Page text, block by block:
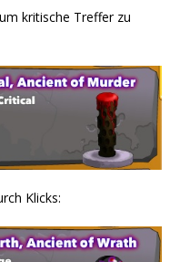
kritische Treffer zu
Klicks: